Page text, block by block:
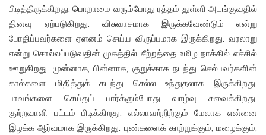
பிடித்திருக்கிறது. பொறாமை வரும்போது ரத்தம் துள்ளி அடங்குவதில்
தினவு ஏற்படுகிறது. விசுவாசமாக இருக்கவேண்டும் என்று
போதிப்பவர்களை ஏளனம் செய்ய விருப்பமாக இருக்கிறது. வரலாறு
என்று சொல்லப்படுவதின் முகத்தில் சீற்றத்தை உமிழ நாக்கில் எச்சில்
ஊறுகிறது. முன்னாக, பின்னாக, குறுக்காக நடந்து செல்பவர்களின்
கால்களை மிதித்துக் கடந்து செல்ல உந்துதலாக இருக்கிறது.
பாவங்களை செய்துப் பார்க்கும்போது வாழ்வு சுவைக்கிறது.
குற்றவாளி பட்டம் பிடிக்கிறது. எல்லாவற்றிற்கும் மேலாக என்னை
இழக்க ஆர்வமாக இருக்கிறது. புண்களைக் காற்றுக்கும், மழைக்கும்,